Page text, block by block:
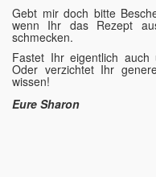
Gebt mir doch bitte
wenn Ihr das Rezept
schmecken.
Fastet Ihr eigentlich
Oder verzichtet Ihr
wissen!
Eure Sharon